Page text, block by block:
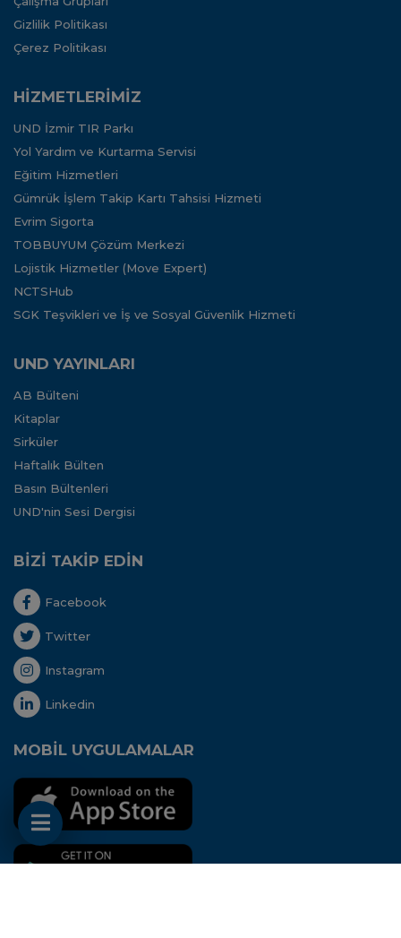
Gizlilik Politikası
Çerez Politikası
HİZMETLERİMİZ
UND İzmir TIR Parkı
Yol Yardım ve Kurtarma Servisi
Eğitim Hizmetleri
Gümrük İşlem Takip Kartı Tahsisi Hizmeti
Evrim Sigorta
TOBBUYUM Çözüm Merkezi
Lojistik Hizmetler (Move Expert)
NCTSHub
SGK Teşvikleri ve İş ve Sosyal Güvenlik Hizmeti
UND YAYINLARI
AB Bülteni
Kitaplar
Sirküler
Haftalık Bülten
Basın Bültenleri
UND'nin Sesi Dergisi
BİZİ TAKİP EDİN
Facebook
Twitter
Instagram
Linkedin
MOBİL UYGULAMALAR